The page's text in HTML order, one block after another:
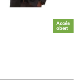
Accés
obert